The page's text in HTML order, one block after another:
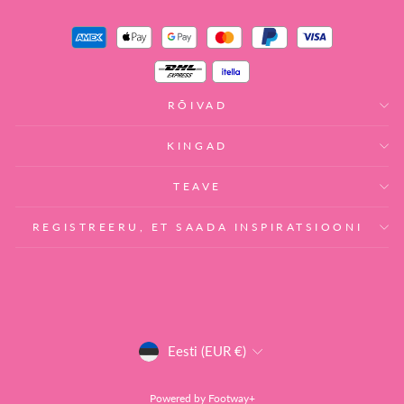
RÕIVAD
KINGAD
TEAVE
REGISTREERU, ET SAADA INSPIRATSIOONI
VALUUTA
Eesti (EUR €)
Powered by Footway+